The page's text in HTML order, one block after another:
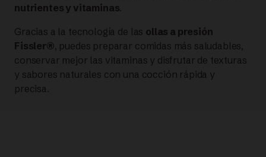
nutrientes y vitaminas.
Gracias a la tecnología de las ollas a presión
Fissler®, puedes preparar comidas más saludables,
conservar mejor las vitaminas y disfrutar de texturas
y sabores naturales con una cocción rápida y
precisa.